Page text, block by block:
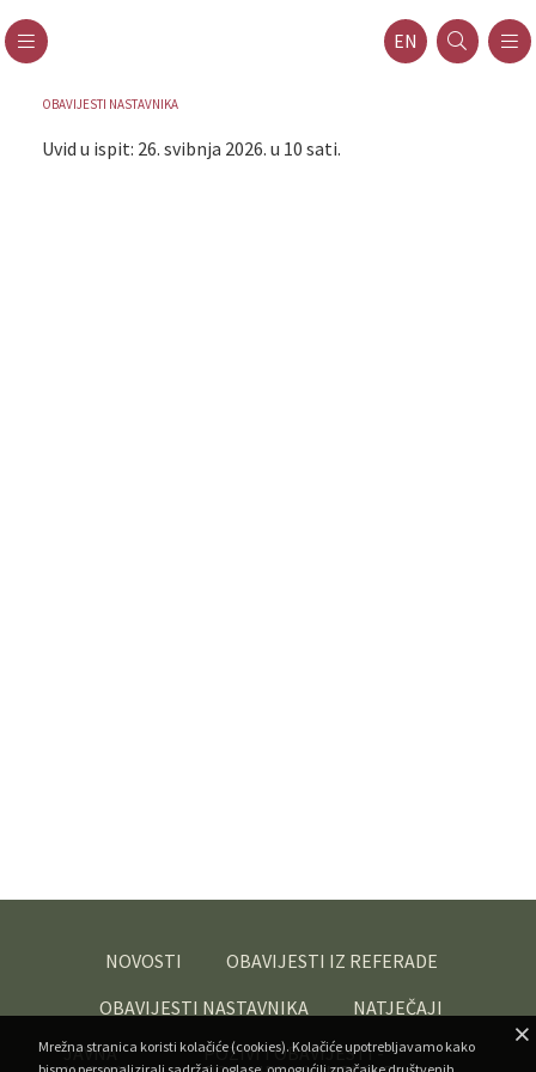
EN
OBAVIJESTI NASTAVNIKA
Uvid u ispit: 26. svibnja 2026. u 10 sati.
NOVOSTI
OBAVIJESTI IZ REFERADE
OBAVIJESTI NASTAVNIKA
NATJEČAJI
JAVNA
POZIVI I OBAVIJESTI -
Mrežna stranica koristi kolačiće (cookies). Kolačiće upotrebljavamo kako